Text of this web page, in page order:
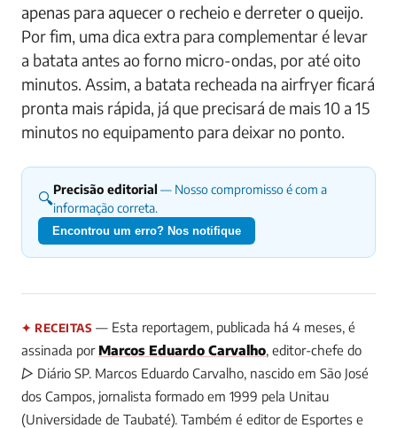
apenas para aquecer o recheio e derreter o queijo.
Por fim, uma dica extra para complementar é levar
a batata antes ao forno micro-ondas, por até oito
minutos. Assim, a batata recheada na airfryer ficará
pronta mais rápida, já que precisará de mais 10 a 15
minutos no equipamento para deixar no ponto.
🔍Precisão editorial — Nosso compromisso é com a
informação correta.
Encontrou um erro? Nos notifique
✦ RECEITAS — Esta reportagem, publicada há 4 meses, é
assinada por Marcos Eduardo Carvalho, editor-chefe do
▷ Diário SP. Marcos Eduardo Carvalho, nascido em São José
dos Campos, jornalista formado em 1999 pela Unitau
(Universidade de Taubaté). Também é editor de Esportes e